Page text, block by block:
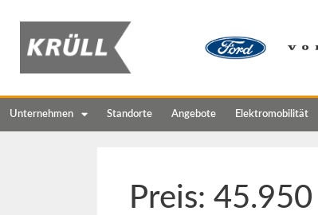
Unternehmen Standorte Angebote Elektromobilität
Preis: 45.950